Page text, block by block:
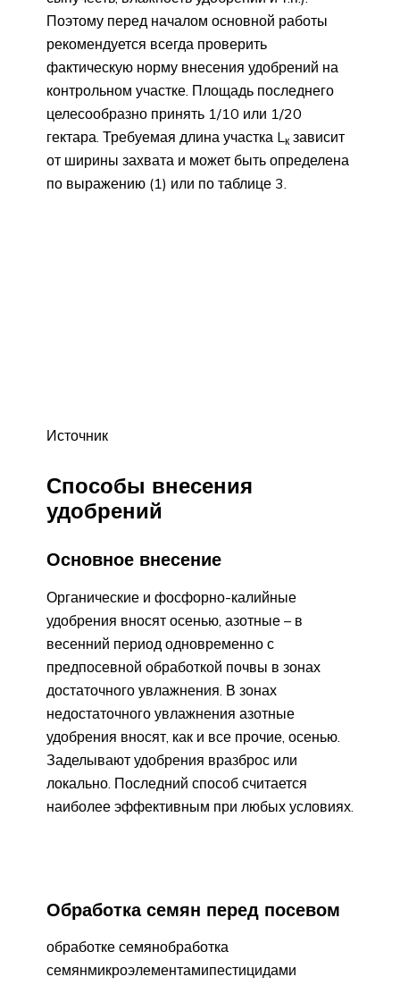
Поэтому перед началом основной работы
рекомендуется всегда проверить
фактическую норму внесения удобрений на
контрольном участке. Площадь последнего
целесообразно принять 1/10 или 1/20
гектара. Требуемая длина участка Lк зависит
от ширины захвата и может быть определена
по выражению (1) или по таблице 3.
Источник
Способы внесения
удобрений
Основное внесение
Органические и фосфорно-калийные
удобрения вносят осенью, азотные – в
весенний период одновременно с
предпосевной обработкой почвы в зонах
достаточного увлажнения. В зонах
недостаточного увлажнения азотные
удобрения вносят, как и все прочие, осенью.
Заделывают удобрения вразброс или
локально. Последний способ считается
наиболее эффективным при любых условиях.
Обработка семян перед посевом
обработке семянобработка
семянмикроэлементамипестицидами